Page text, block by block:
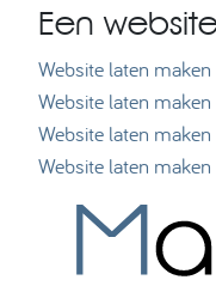
Een
Website laten maken
Website laten
Website laten
Website laten